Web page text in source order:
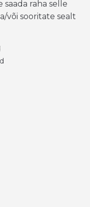
saada raha selle
või sooritate sealt